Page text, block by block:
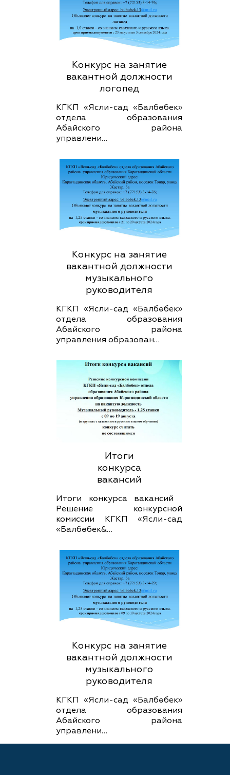
Конкурс на занятие
вакантной должности
логопед
КГКП «Ясли-сад «Балбөбек»
отдела образования
Абайского района
управлени…
Конкурс на занятие
вакантной должности
музыкального
руководителя
КГКП «Ясли-сад «Балбөбек»
отдела образования
Абайского района
управления образован…
Итоги
конкурса
вакансий
Итоги конкурса вакансий
Решение конкурсной
комиссии КГКП «Ясли-сад
«Балбөбек&…
Конкурс на занятие
вакантной должности
музыкального
руководителя
КГКП «Ясли-сад «Балбөбек»
отдела образования
Абайского района
управлени…